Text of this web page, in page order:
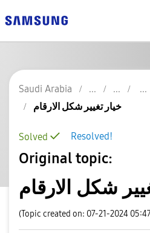
Saudi Arabia
خيار تغيير شكل الارقام
Resolved!
Solved
Original topic:
شكل الارقام
(Topic created on: 07-21-2024